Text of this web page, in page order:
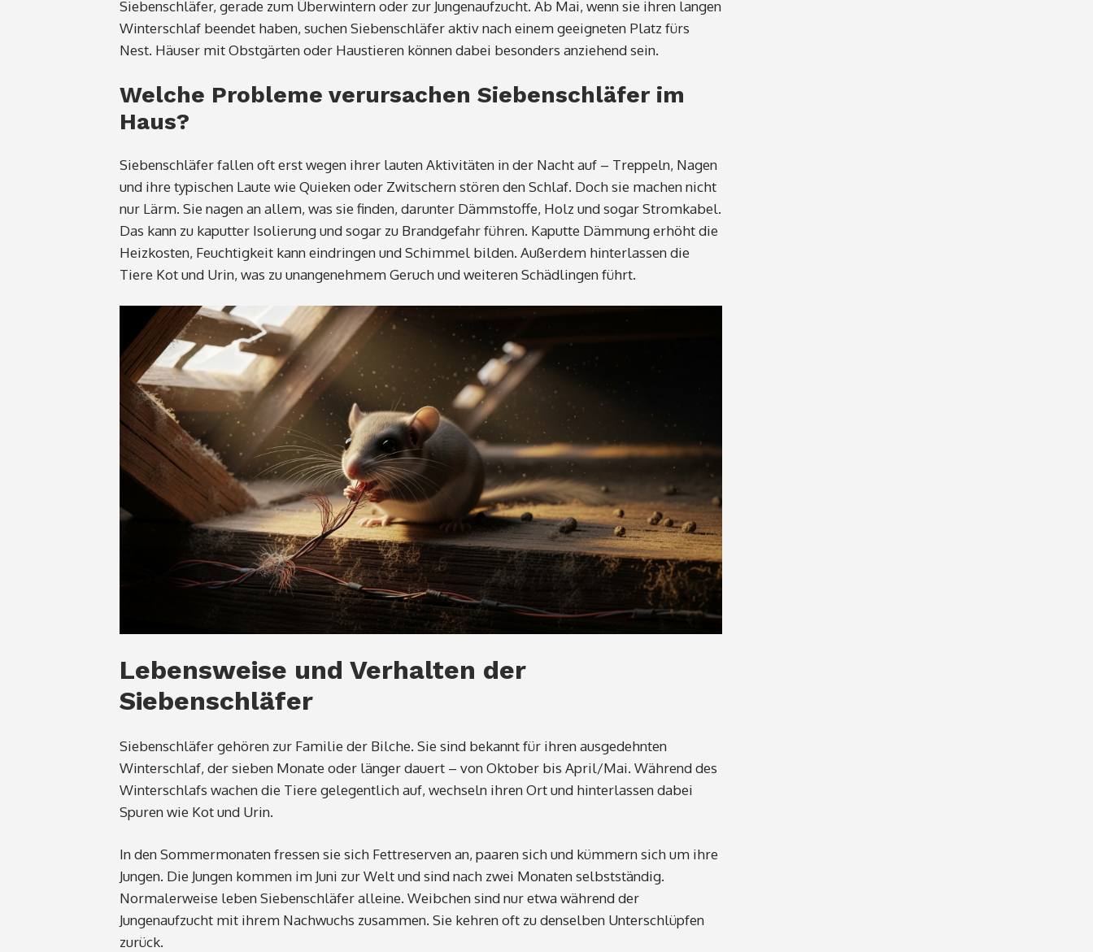
Siebenschläfer, gerade zum Überwintern oder zur Jungenaufzucht. Ab Mai, wenn sie ihren langen
Winterschlaf beendet haben, suchen Siebenschläfer aktiv nach einem geeigneten Platz fürs
Nest. Häuser mit Obstgärten oder Haustieren können dabei besonders anziehend sein.
Welche Probleme verursachen Siebenschläfer im
Haus?
Siebenschläfer fallen oft erst wegen ihrer lauten Aktivitäten in der Nacht auf – Treppeln, Nagen
und ihre typischen Laute wie Quieken oder Zwitschern stören den Schlaf. Doch sie machen nicht
nur Lärm. Sie nagen an allem, was sie finden, darunter Dämmstoffe, Holz und sogar Stromkabel.
Das kann zu kaputter Isolierung und sogar zu Brandgefahr führen. Kaputte Dämmung erhöht die
Heizkosten, Feuchtigkeit kann eindringen und Schimmel bilden. Außerdem hinterlassen die
Tiere Kot und Urin, was zu unangenehmem Geruch und weiteren Schädlingen führt.
Lebensweise und Verhalten der
Siebenschläfer
Siebenschläfer gehören zur Familie der Bilche. Sie sind bekannt für ihren ausgedehnten
Winterschlaf, der sieben Monate oder länger dauert – von Oktober bis April/Mai. Während des
Winterschlafs wachen die Tiere gelegentlich auf, wechseln ihren Ort und hinterlassen dabei
Spuren wie Kot und Urin.
In den Sommermonaten fressen sie sich Fettreserven an, paaren sich und kümmern sich um ihre
Jungen. Die Jungen kommen im Juni zur Welt und sind nach zwei Monaten selbstständig.
Normalerweise leben Siebenschläfer alleine. Weibchen sind nur etwa während der
Jungenaufzucht mit ihrem Nachwuchs zusammen. Sie kehren oft zu denselben Unterschlüpfen
zurück.